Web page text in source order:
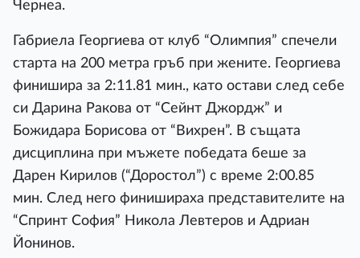
Чернеа.
Габриела Георгиева от клуб “Олимпия” спечели
старта на 200 метра гръб при жените. Георгиева
финишира за 2:11.81 мин., като остави след себе
си Дарина Ракова от “Сейнт Джордж” и
Божидара Борисова от “Вихрен”. В същата
дисциплина при мъжете победата беше за
Дарен Кирилов (“Доростол”) с време 2:00.85
мин. След него финишираха представителите на
“Спринт София” Никола Левтеров и Адриан
Йонинов.